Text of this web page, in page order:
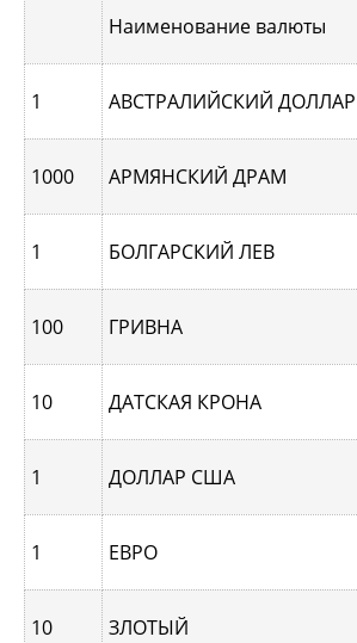
Наименование валюты
1 АВСТРАЛИЙСКИЙ ДОЛЛАР
1000 АРМЯНСКИЙ ДРАМ
1 БОЛГАРСКИЙ ЛЕВ
100 ГРИВНА
10 ДАТСКАЯ КРОНА
1 ДОЛЛАР США
1 ЕВРО
10 ЗЛОТЫЙ